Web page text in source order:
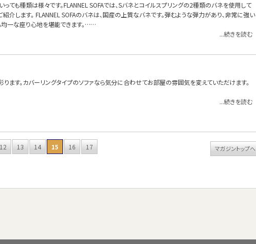
ても種類は様々です。FLANNEL SOFAでは、Sバネとコイルスプリングの2種類のバネを使用して
介します。 FLANNEL SOFAのバネは、国産の上質なバネです。弾むような弾力があり、非常に強い
一な座り心地を堪能できます。……
...続きを読む
ます。カバーリングタイプのソファなら気分に合わせてお部屋の雰囲気を変えていただけます。
...続きを読む
12 13 14 15 16
17
マガジントップへ